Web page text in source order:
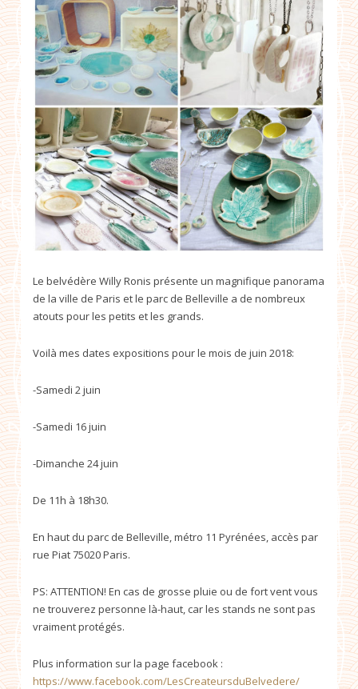
Le belvédère Willy Ronis présente un magnifique panorama
de la ville de Paris et le parc de Belleville a de nombreux
atouts pour les petits et les grands.
Voilà mes dates expositions pour le mois de juin 2018:
-Samedi 2 juin
-Samedi 16 juin
-Dimanche 24 juin
De 11h à 18h30.
En haut du parc de Belleville, métro 11 Pyrénées, accès par
rue Piat 75020 Paris.
PS: ATTENTION! En cas de grosse pluie ou de fort vent vous
ne trouverez personne là-haut, car les stands ne sont pas
vraiment protégés.
Plus information sur la page facebook :
https://www.facebook.com/LesCreateursduBelvedere/